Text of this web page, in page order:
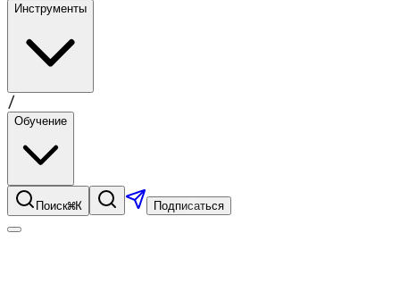
Инструменты
/
Обучение
Поиск⌘K Подписаться